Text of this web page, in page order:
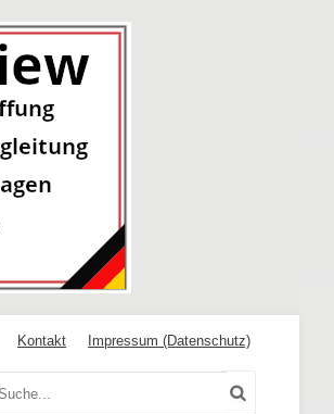
Kontakt Impressum (Datenschutz)